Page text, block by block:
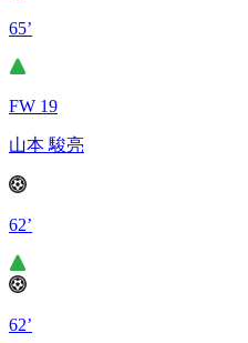
65’
FW 19
山本 駿亮
62’
62’